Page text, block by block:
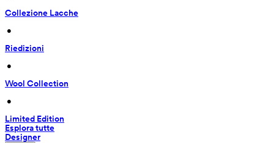
Collezione Lacche
•
Riedizioni
•
Wool Collection
•
Limited Edition
Esplora tutte
Designer